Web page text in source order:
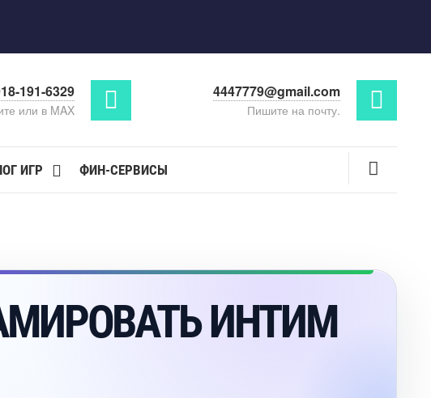
191-6329
или в MAX
4447779@gmail.com
Пишите на почту.
ИГР ФИН-СЕРВИСЫ
ИНТИМ